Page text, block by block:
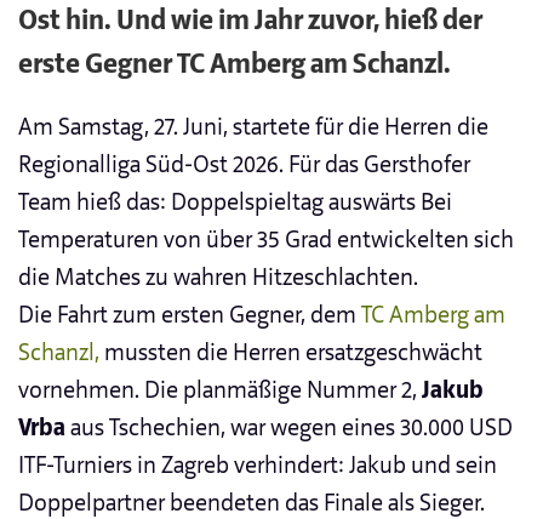
Ost hin. Und wie im Jahr zuvor, hieß der
erste Gegner TC Amberg am Schanzl.
Am Samstag, 27. Juni, startete für die Herren die
Regionalliga Süd-Ost 2026. Für das Gersthofer
Team hieß das: Doppelspieltag auswärts Bei
Temperaturen von über 35 Grad entwickelten sich
die Matches zu wahren Hitzeschlachten.
Die Fahrt zum ersten Gegner, dem TC Amberg am
Schanzl, mussten die Herren ersatzgeschwächt
vornehmen. Die planmäßige Nummer 2, Jakub
Vrbaaus Tschechien, war wegen eines 30.000 USD
ITF-Turniers in Zagreb verhindert: Jakub und sein
Doppelpartner beendeten das Finale als Sieger.